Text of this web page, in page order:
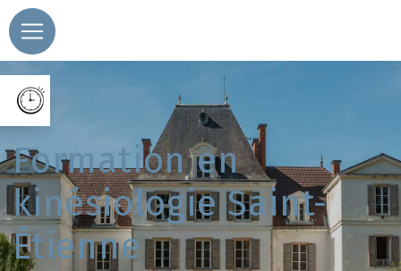
formation en
kinésiologie Saint-
Étienne
Panneau de gestion des cookies